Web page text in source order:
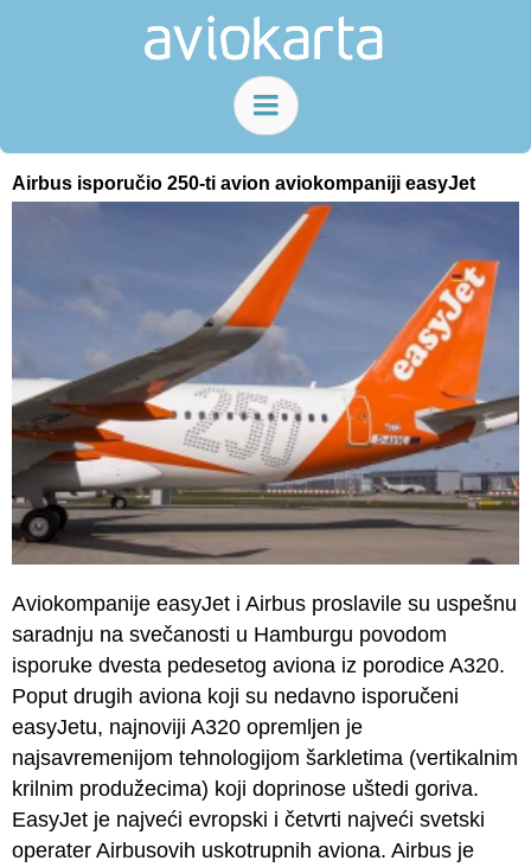
Airbus isporučio 250-ti avion aviokompaniji easyJet
Aviokompanije easyJet i Airbus proslavile su uspešnu
saradnju na svečanosti u Hamburgu povodom
isporuke dvesta pedesetog aviona iz porodice A320.
Poput drugih aviona koji su nedavno isporučeni
easyJetu, najnoviji A320 opremljen je
najsavremenijom tehnologijom šarkletima (vertikalnim
krilnim produžecima) koji doprinose uštedi goriva.
EasyJet je najveći evropski i četvrti najveći svetski
operater Airbusovih uskotrupnih aviona. Airbus je